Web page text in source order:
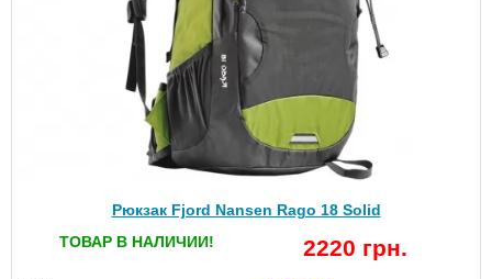
Рюкзак Fjord Nansen Rago 18 Solid
ТОВАР В НАЛИЧИИ!
2220 грн.